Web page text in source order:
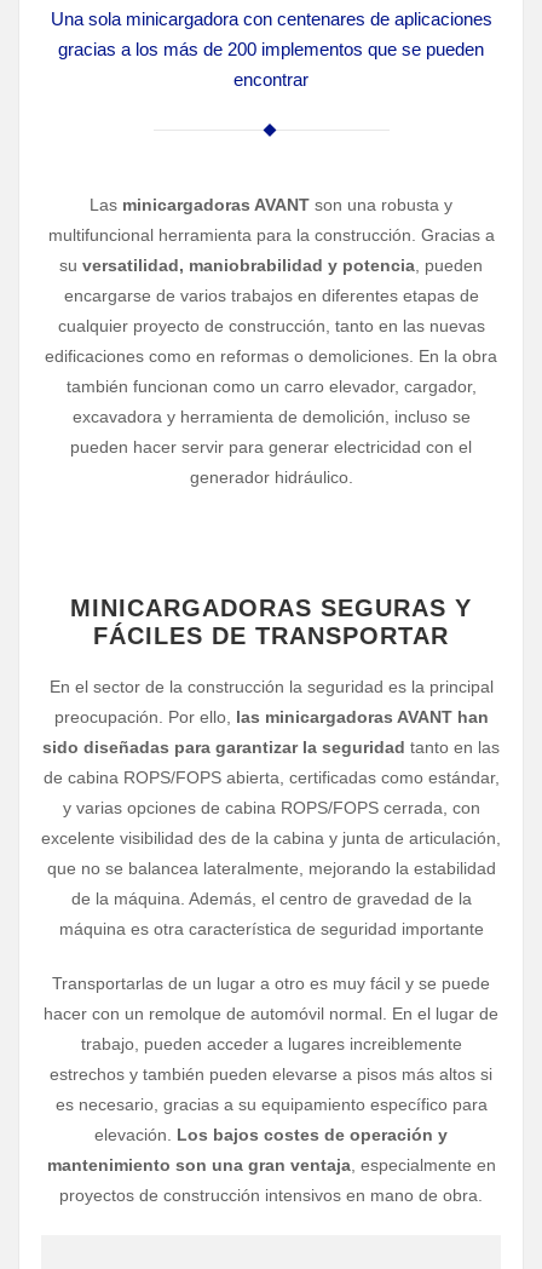
Una sola minicargadora con centenares de aplicaciones
gracias a los más de 200 implementos que se pueden
encontrar
Las minicargadoras AVANT son una robusta y
multifuncional herramienta para la construcción. Gracias a
su versatilidad, maniobrabilidad y potencia , pueden
encargarse de varios trabajos en diferentes etapas de
cualquier proyecto de construcción, tanto en las nuevas
edificaciones como en reformas o demoliciones. En la obra
también funcionan como un carro elevador, cargador,
excavadora y herramienta de demolición, incluso se
pueden hacer servir para generar electricidad con el
generador hidráulico.
MINICARGADORAS SEGURAS Y
FÁCILES DE TRANSPORTAR
En el sector de la construcción la seguridad es la principal
preocupación. Por ello, las minicargadoras AVANT han
sido diseñadas para garantizar la seguridad tanto en las
de cabina ROPS/FOPS abierta, certificadas como estándar,
y varias opciones de cabina ROPS/FOPS cerrada, con
excelente visibilidad des de la cabina y junta de articulación,
que no se balancea lateralmente, mejorando la estabilidad
de la máquina. Además, el centro de gravedad de la
máquina es otra característica de seguridad importante
Transportarlas de un lugar a otro es muy fácil y se puede
hacer con un remolque de automóvil normal. En el lugar de
trabajo, pueden acceder a lugares increiblemente
estrechos y también pueden elevarse a pisos más altos si
es necesario, gracias a su equipamiento específico para
elevación. Los bajos costes de operación y
mantenimiento son una gran ventaja, especialmente en
proyectos de construcción intensivos en mano de obra.